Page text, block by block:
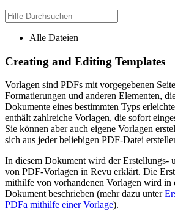
Alle Dateien
Creating and Editing Templates
Vorlagen sind PDFs mit vorgegebenen
Formatierungen und anderen Elementen,
Dokumente eines bestimmten Typs
enthält zahlreiche Vorlagen, die sofort
Sie können aber auch eigene Vorlagen
sich aus jeder beliebigen PDF-Datei
In diesem Dokument wird der Erstellungs-
von PDF-Vorlagen in Revu erklärt. Die
mithilfe von vorhandenen Vorlagen wird in
Dokument beschrieben (mehr dazu unter
PDFa mithilfe einer Vorlage).